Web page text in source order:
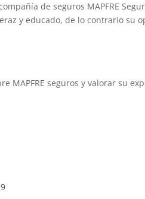
de seguros MAPFRE
y educado, de lo contrario su
seguros y valorar su